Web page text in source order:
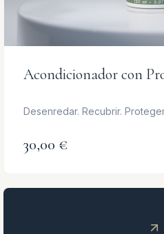
Acondicionador con
Desenredar. Recubrir.
30,00 €